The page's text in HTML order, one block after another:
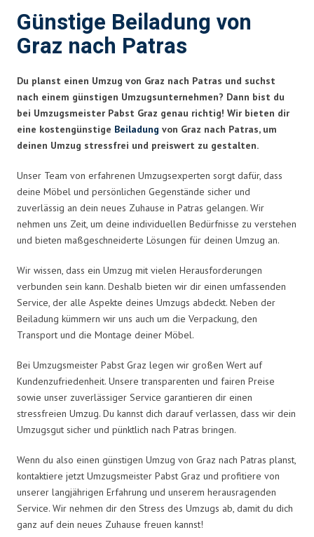
Günstige Beiladung von
Graz nach Patras
Du planst einen Umzug von Graz nach Patras und suchst
nach einem günstigen Umzugsunternehmen? Dann bist du
bei Umzugsmeister Pabst Graz genau richtig! Wir bieten dir
eine kostengünstige Beiladung von Graz nach Patras, um
deinen Umzug stressfrei und preiswert zu gestalten.
Unser Team von erfahrenen Umzugsexperten sorgt dafür, dass
deine Möbel und persönlichen Gegenstände sicher und
zuverlässig an dein neues Zuhause in Patras gelangen. Wir
nehmen uns Zeit, um deine individuellen Bedürfnisse zu verstehen
und bieten maßgeschneiderte Lösungen für deinen Umzug an.
Wir wissen, dass ein Umzug mit vielen Herausforderungen
verbunden sein kann. Deshalb bieten wir dir einen umfassenden
Service, der alle Aspekte deines Umzugs abdeckt. Neben der
Beiladung kümmern wir uns auch um die Verpackung, den
Transport und die Montage deiner Möbel.
Bei Umzugsmeister Pabst Graz legen wir großen Wert auf
Kundenzufriedenheit. Unsere transparenten und fairen Preise
sowie unser zuverlässiger Service garantieren dir einen
stressfreien Umzug. Du kannst dich darauf verlassen, dass wir dein
Umzugsgut sicher und pünktlich nach Patras bringen.
Wenn du also einen günstigen Umzug von Graz nach Patras planst,
kontaktiere jetzt Umzugsmeister Pabst Graz und profitiere von
unserer langjährigen Erfahrung und unserem herausragenden
Service. Wir nehmen dir den Stress des Umzugs ab, damit du dich
ganz auf dein neues Zuhause freuen kannst!